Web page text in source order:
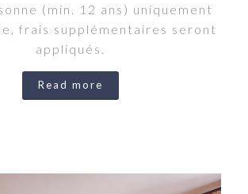
(min. 12 ans) uniquement
frais supplémentaires seront
appliqués.
Read more